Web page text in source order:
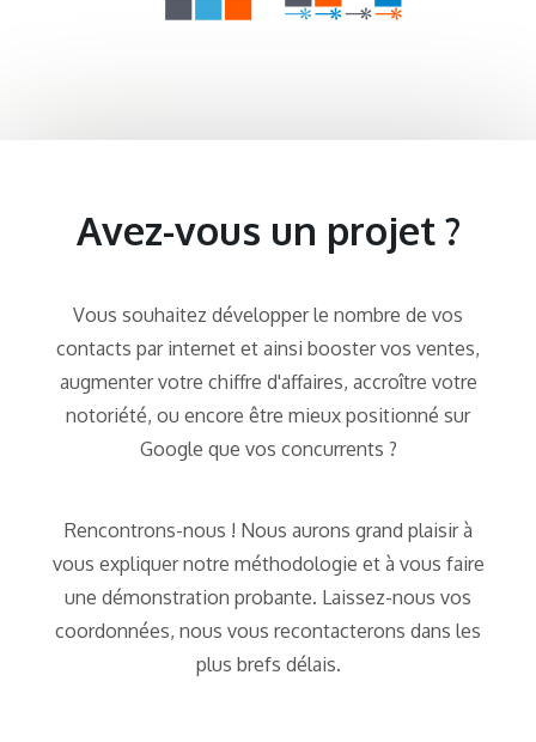
Avez-vous un projet ?
Vous souhaitez développer le nombre de vos
contacts par internet et ainsi booster vos ventes,
augmenter votre chiffre d'affaires, accroître votre
notoriété, ou encore être mieux positionné sur
Google que vos concurrents ?
Rencontrons-nous ! Nous aurons grand plaisir à
vous expliquer notre méthodologie et à vous faire
une démonstration probante. Laissez-nous vos
coordonnées, nous vous recontacterons dans les
plus brefs délais.